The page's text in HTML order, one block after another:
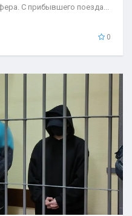
С прибывшего поезда...
0